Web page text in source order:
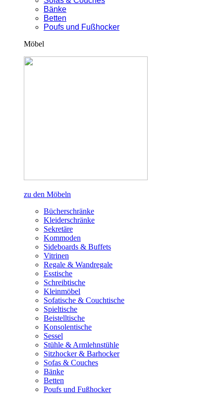
Bänke
Betten
Poufs und Fußhocker
Möbel
zu den Möbeln
Bücherschränke
Kleiderschränke
Sekretäre
Kommoden
Sideboards & Buffets
Vitrinen
Regale & Wandregale
Esstische
Schreibtische
Kleinmöbel
Sofatische & Couchtische
Spieltische
Beistelltische
Konsolentische
Sessel
Stühle & Armlehnstühle
Sitzhocker & Barhocker
Sofas & Couches
Bänke
Betten
Poufs und Fußhocker